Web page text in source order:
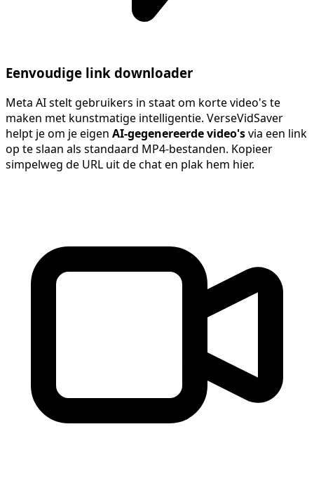
Eenvoudige link downloader
Meta AI stelt gebruikers in staat om korte video's te
maken met kunstmatige intelligentie. VerseVidSaver
helpt je om je eigen AI-gegenereerde video'svia een link
op te slaan als standaard MP4-bestanden. Kopieer
simpelweg de URL uit de chat en plak hem hier.